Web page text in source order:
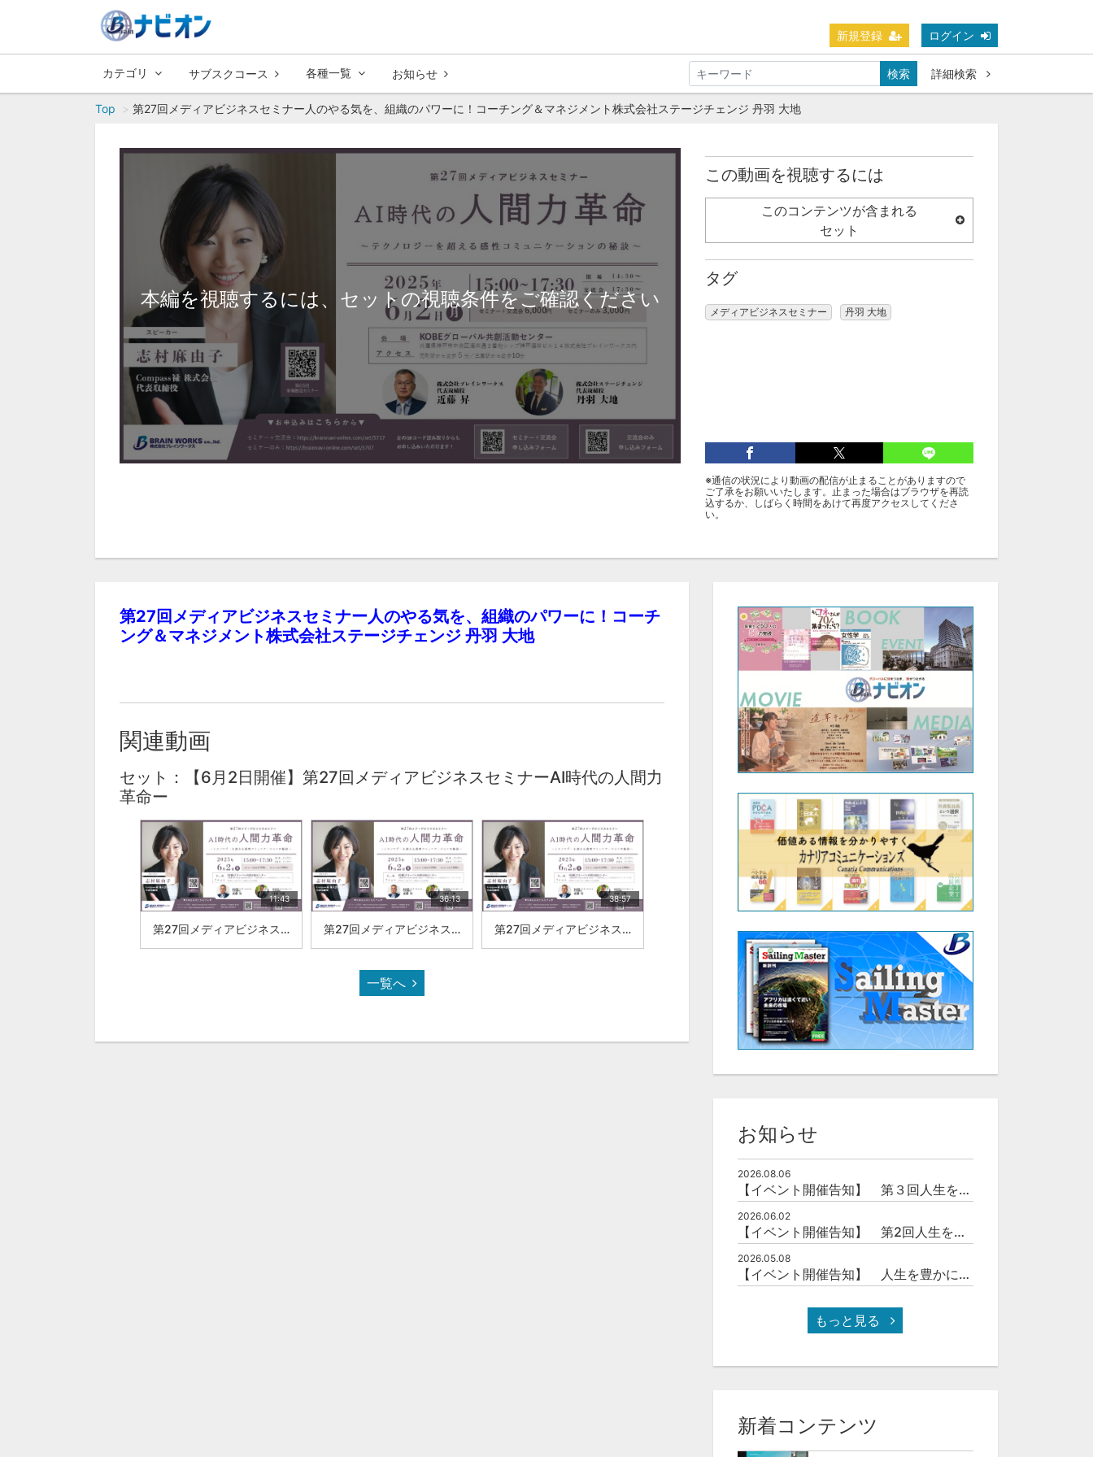
新規登録 ログイン
カテゴリ サブスクコース 各種一覧 お知らせ 検索 詳細検索
Top 第27回メディアビジネスセミナー人のやる気を、組織のパワーに！コーチング＆マネジメント株式会社ステージチェンジ 丹羽 大地
本編を視聴するには、セットの視聴条件をご確認ください
この動画を視聴するには
このコンテンツが含まれる
セット
タグ
メディアビジネスセミナー 丹羽 大地
※通信の状況により動画の配信が止まることがありますので
ご了承をお願いいたします。止まった場合はブラウザを再読
込するか、しばらく時間をあけて再度アクセスしてくださ
い。
第27回メディアビジネスセミナー人のやる気を、組織のパワーに！コーチ
ング＆マネジメント株式会社ステージチェンジ 丹羽 大地
関連動画
セット：【6月2日開催】第27回メディアビジネスセミナーAI時代の人間力
革命ー
11:43
第27回メディアビジネスセミナーAI時代の人間力革命株式会社ブレインワークス 近藤 昇
36:13
第27回メディアビジネスセミナー人のやる気を、組織のパワーに！コーチング＆マネジメント株式会社ステージチェンジ 丹羽 大地
38:57
第27回メディアビジネスセミナーAI時代の人間力Compass禄 株式会社 志村 麻由子
一覧へ
お知らせ
2026.08.06
【イベント開催告知】 第３回人生を豊かにする「本の力」を学ぶ会
2026.06.02
【イベント開催告知】 第2回人生を豊かにする「本の力」を学ぶ会
2026.05.08
【イベント開催告知】 人生を豊かにする「本の力」を学ぶ会
もっと見る
新着コンテンツ